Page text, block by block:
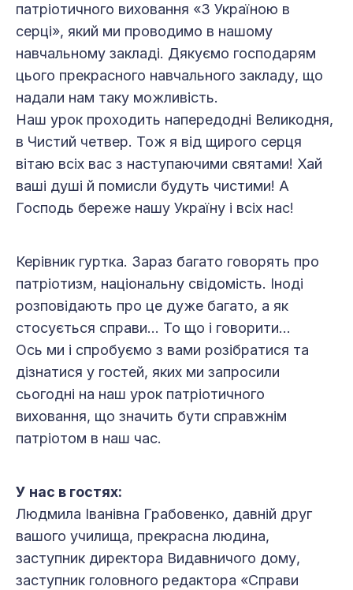
патріотичного виховання «З Україною в
серці», який ми проводимо в нашому
навчальному закладі. Дякуємо господарям
цього прекрасного навчального закладу, що
надали нам таку можливість.
Наш урок проходить напередодні Великодня,
в Чистий четвер. Тож я від щирого серця
вітаю всіх вас з наступаючими святами! Хай
ваші душі й помисли будуть чистими! А
Господь береже нашу Україну і всіх нас!
Керівник гуртка. Зараз багато говорять про
патріотизм, національну свідо­мість. Іноді
розповідають про це дуже багато, а як
стосується справи… То що і говорити…
Ось ми і спробуємо з вами розібратися та
дізнатися у гостей, яких ми запросили
сьогодні на наш урок патріотичного
виховання, що значить бути справжнім
патріотом в наш час.
У нас в гостях:
Людмила Іванівна Грабовенко, давній друг
вашого училища, прекрасна людина,
заступник директора Видавничого дому,
заступник головного редактора «Справи